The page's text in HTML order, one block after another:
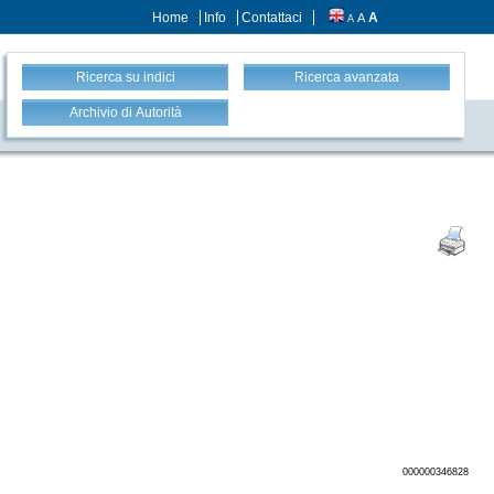
Home Info Contattaci A A A
Ricerca su indici Ricerca avanzata
Archivio di Autorità